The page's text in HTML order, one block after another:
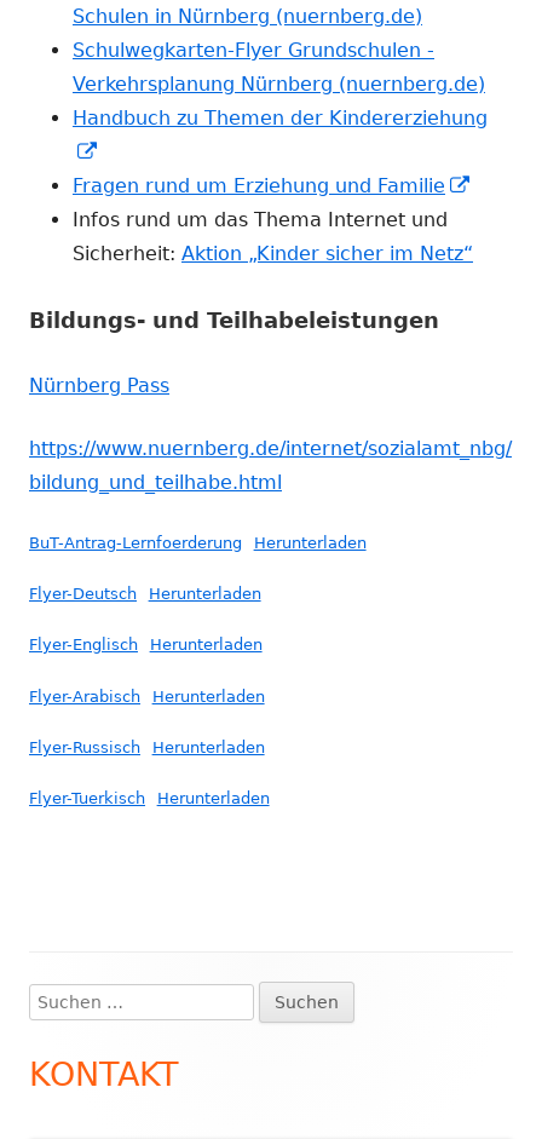
öffnen Fenster
öffnen
Schulen in Nürnberg (nuernberg.de)
Schulwegkarten-Flyer Grundschulen -
Verkehrsplanung Nürnberg (nuernberg.de)
Handbuch zu Themen der Kindererziehung
neuem
Fenster
öffnen
Fragen rund um Erziehung und Familie
Fenster
Infos rund um das Thema Internet und
Sicherheit: Aktion „Kinder sicher im Netz“
Bildungs- und Teilhabeleistungen
Nürnberg Pass
https://www.nuernberg.de/internet/sozialamt_nbg/
bildung_und_teilhabe.html
BuT-Antrag-Lernfoerderung Herunterladen
Flyer-Deutsch Herunterladen
Flyer-Englisch Herunterladen
Flyer-Arabisch Herunterladen
Flyer-Russisch Herunterladen
Flyer-Tuerkisch Herunterladen
Haupt-
Seitenleiste
Suchen
nach:
KONTAKT